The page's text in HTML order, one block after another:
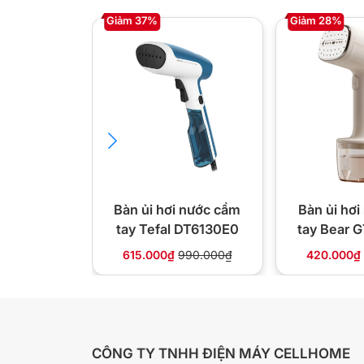
Giảm 37%
Bàn ủi hơi nước cầm
tay Tefal DT6130E0
615.000₫ 990.000₫
Giảm 28%
Bàn ủi
tay Bear
420.000₫
CÔNG TY TNHH ĐIỆN MÁY CELLHOME